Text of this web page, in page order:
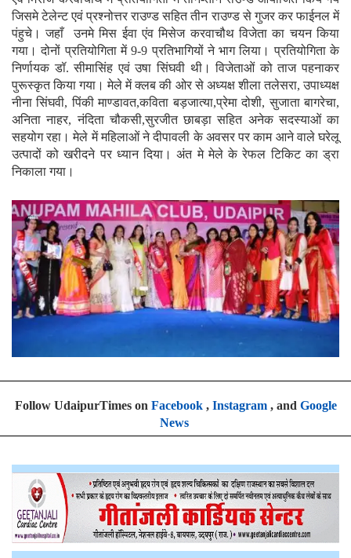
जिसमे टेलेन्ट एवं प्रश्नोत्तर राउण्ड सहित तीन राउण्ड से गुजर कर फाईनल में
पंहुचे। जहाँ उनमे मिस ईवा एंव मिसेज करवाचौथ विजेता का चयन किया
गया। दोनों प्रतियोगिता में 9-9 प्रतिभागियों ने भाग लिया। प्रतियोगिता के
निर्णायक डॉ. सीमासिंह एवं उषा सिंघवी थी। विजेताओं को ताज पहनाकर
पुरूस्कृत किया गया। मेले में क्लब की ओर से अध्यक्ष शीला तलेसरा, उपाध्यक्ष
नीना सिंघवी, पिंकी माण्डावत,कविता बड़जात्या,प्रेमा दोशी, सुजाता बागरेचा,
अनिता नाहर, नंदिता चौकसी,सुरजीत छाबड़ा सहित अनेक सदस्याओं का
सहयोग रहा। मेले में महिलाओं ने दीपावली के अवसर पर काम आने वाले घरेलू
उत्पादों को खरीदने पर ध्यान दिया। अंत मे मेले के रेफल टिकिट का ड्रा
निकाला गया।
Follow UdaipurTimes on Facebook, Instagram, and Google
News